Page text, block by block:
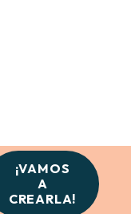
¡VAMOS
A
CREARLA!